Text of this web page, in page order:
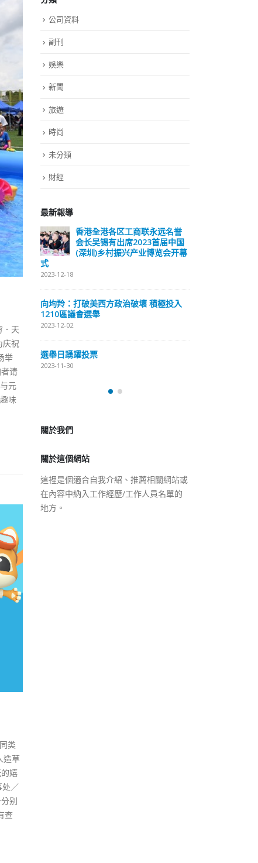
．天
庆祝
举
请
元
味
类
造草
嬉
处／
别
查
公司資料
副刊
娛樂
新聞
旅遊
時尚
未分類
財經
最新報導
誉
国
幕
選舉日踴躍投票 文: 朱家健
2023-11-30
抹黑候選人涉選舉舞弊 文: 朱家健
香港公院探访明起无须预约一
關於這個網站
在內容中納入工作經歷/工作人員名單的
地方。